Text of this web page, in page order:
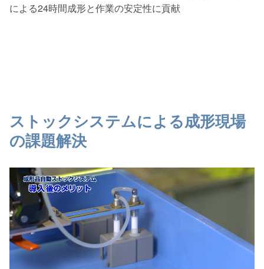
による24時間成形と作業の安定性に貢献
ストックシステムによる成形現場
の課題解決